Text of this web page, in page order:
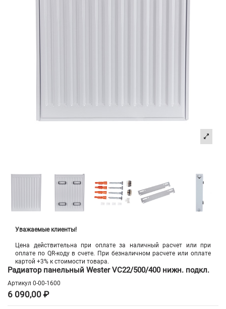
Уважаемые клиенты!
Цена действительна при оплате за наличный расчет или при
оплате по QR-коду в счете. При безналичном расчете или оплате
картой +3% к стоимости товара.
Радиатор панельный Wester VC22/500/400 нижн. подкл.
Артикул 0-00-1600
6 090,00 ₽